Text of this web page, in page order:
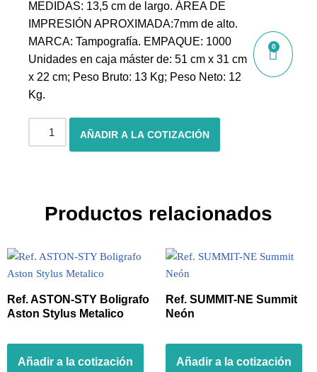
0
MEDIDAS: 13,5 cm de largo. ÁREA DE
IMPRESIÓN APROXIMADA:7mm de alto.
MARCA: Tampografía. EMPAQUE: 1000
Unidades en caja máster de: 51 cm x 31 cm
x 22 cm; Peso Bruto: 13 Kg; Peso Neto: 12
Kg.
AÑADIR A LA COTIZACIÓN
Productos relacionados
Ref. ASTON-STY Boligrafo
Aston Stylus Metalico
Añadir a la cotización
Ref. SUMMIT-NE Summit
Neón
Añadir a la cotización